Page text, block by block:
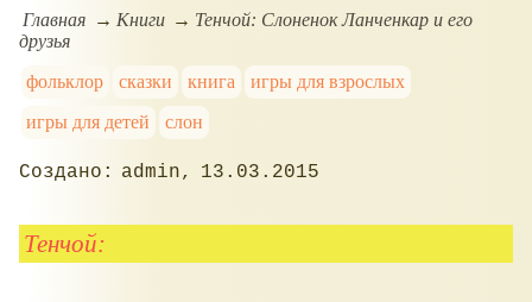
Главная Книги
Тенчой: Слоненок Ланченкар и его
друзья
фольклор
сказки книга
игры для взрослых
игры для детей
слон
admin 13.03.2015
Тенчой: